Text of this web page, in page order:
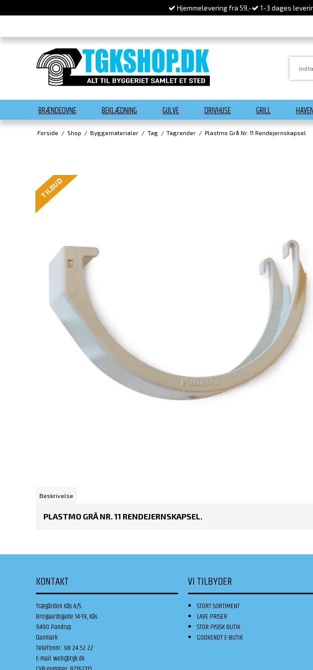
Hjemmelevering fra 59,- 1-3 dages
BRÆNDEOVNE BEKLÆDNING GULVE DRIVHUSE GRILL
Forside / Shop / Byggematerialer / Tag / Tagrender / Plastmo Grå Nr. 11 Rendejernskapsel
TILBUD
Beskrivelse
PLASTMO GRÅ NR. 11 RENDEJERNSKAPSEL.
KONTAKT
Trægården Kås A/S
Brogaardsgade 14-19, Kås
9490 Pandrup
Danmark
Telefonnr.: 98 24 52 22
E-mail:web@tgk.dk
VI TILBYDER
STORT SORTIMENT
LAVE PRISER
STOR FYSISK BUTIK
GODKENDT E-BUTIK